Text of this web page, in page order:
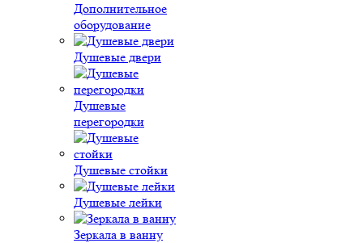
Дополнительное
оборудование
Душевые двери
Душевые
перегородки
Душевые стойки
Душевые лейки
Зеркала в ванну